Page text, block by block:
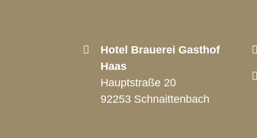
Hotel Brauerei Gasthof
Haas
Hauptstraße 20
92253 Schnaittenbach